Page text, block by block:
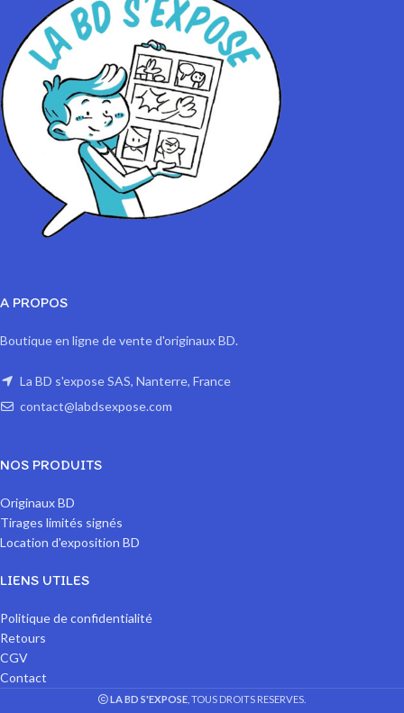
A PROPOS
Boutique en ligne de vente d'originaux BD.
La BD s'expose SAS, Nanterre, France
contact@labdsexpose.com
NOS PRODUITS
Originaux BD
Tirages limités signés
Location d'exposition BD
LIENS UTILES
Politique de confidentialité
Retours
CGV
Contact
LA BD S'EXPOSE , TOUS DROITS RESERVES.